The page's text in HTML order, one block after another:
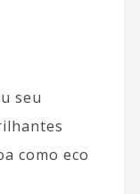
seu
como eco